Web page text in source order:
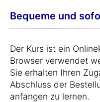
Bequeme und
Der Kurs ist ein
Browser verwendet
Sie erhalten Ihren
Abschluss der
anfangen zu lernen.